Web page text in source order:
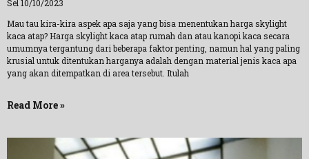
Sel 10/10/2023
Mau tau kira-kira aspek apa saja yang bisa menentukan harga skylight
kaca atap? Harga skylight kaca atap rumah dan atau kanopi kaca secara
umumnya tergantung dari beberapa faktor penting, namun hal yang paling
krusial untuk ditentukan harganya adalah dengan material jenis kaca apa
yang akan ditempatkan di area tersebut. Itulah
Read More »